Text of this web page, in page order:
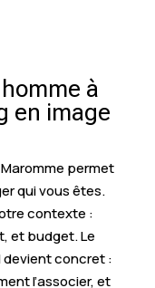
à
en image
permet
qui vous êtes.
contexte :
et budget. Le
devient concret :
l’associer, et